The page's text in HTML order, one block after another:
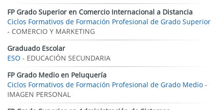
FP Grado Superior en Comercio Internacional a Distancia
Ciclos Formativos de Formación Profesional de Grado Superior
- COMERCIO Y MARKETING
Graduado Escolar
ESO - EDUCACIÓN SECUNDARIA
FP Grado Medio en Peluquería
Ciclos Formativos de Formación Profesional de Grado Medio -
IMAGEN PERSONAL